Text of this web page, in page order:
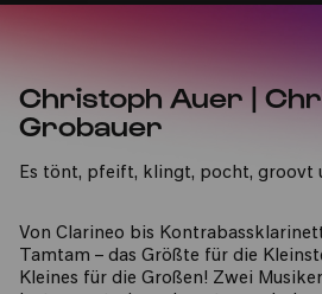
Christoph Auer |
Grobauer
Es tönt, pfeift, klingt, pocht, groovt
Von Clarineo bis
Tamtam – das Größte für die
Kleines für die Großen! Zwei